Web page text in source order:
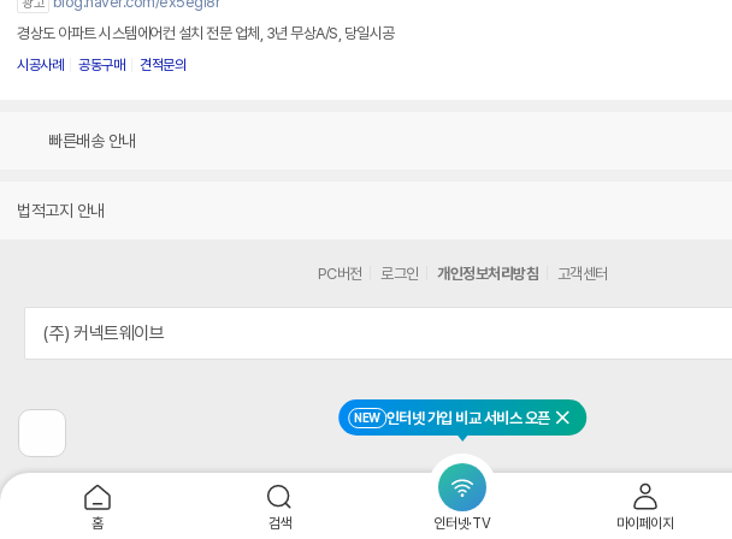
NEW 인터넷 가입 비교 서비스 오픈 닫기
홈 검색 인터넷·TV 마이페이지
경상도 아파트 시스템에어컨 설치 전문 업체, 3년 무상A/S, 당일시공
시공사례 공동구매 견적문의
빠른배송 안내
법적고지 안내
전
페
PC버전 로그인 개인정보처리방침 고객센터
(주) 커넥트웨이브